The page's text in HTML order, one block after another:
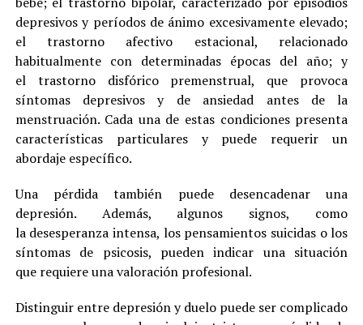
depresivos y períodos de ánimo excesivamente elevado;
el trastorno afectivo estacional, relacionado
habitualmente con determinadas épocas del año; y
el trastorno disfórico premenstrual, que provoca
síntomas depresivos y de ansiedad antes de la
menstruación. Cada una de estas condiciones presenta
características particulares y puede requerir un
abordaje específico.
Una pérdida también puede desencadenar una
depresión. Además, algunos signos, como
la desesperanza intensa, los pensamientos suicidas o los
síntomas de psicosis, pueden indicar una situación
que requiere una valoración profesional.
Distinguir entre depresión y duelo puede ser complicado